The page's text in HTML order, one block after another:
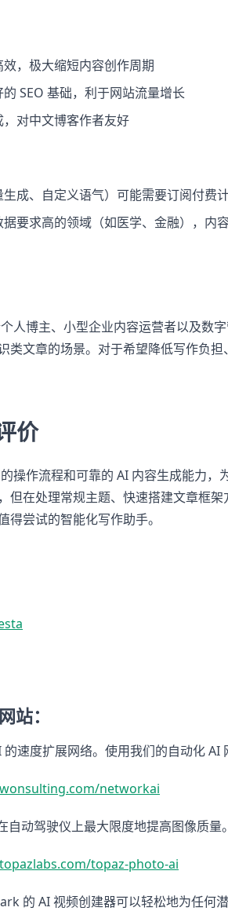
，极大缩短内容创作周期
SEO 基础，利于网站流量增长
对中文博客作者友好
成、自定义语气）可能需要订阅付费
要求高的领域（如医学、金融），内
人博主、小型企业内容运营者以及数
类文章的场景。对于希望降低写作负
价
操作流程和可靠的 AI 内容生成能力
但在处理常规主题、快速搭建文章框
得尝试的智能化写作助手。
站：
速度扩展网络。使用我们的自动化 AI
networkai
自动驾驶仪上最大限度地提高图像质
topaz-photo-ai
的 AI 视频创建器可以轻松地为任何潜